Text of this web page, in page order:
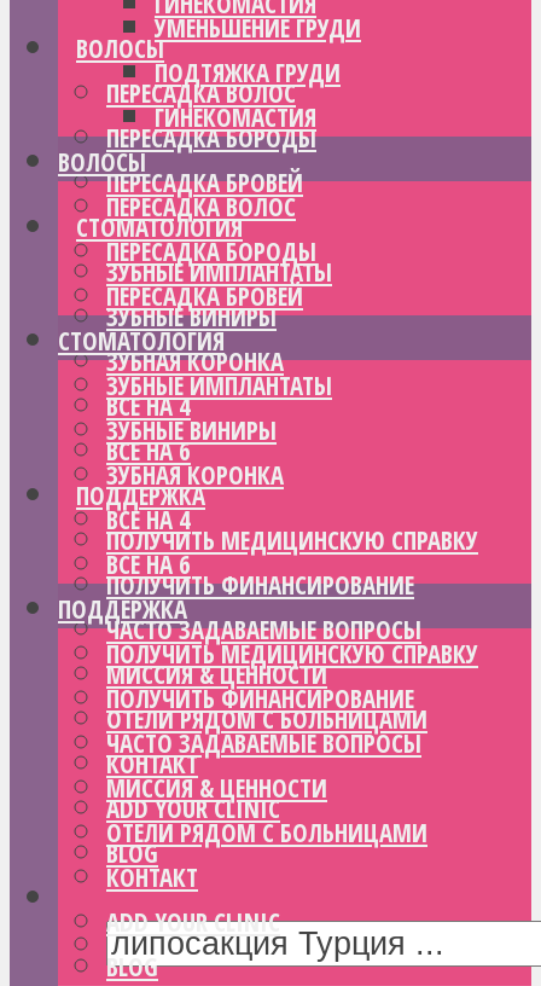
ВОЛОСЫ
ПЕРЕСАДКА ВОЛОС
ПЕРЕСАДКА БОРОДЫ
ПЕРЕСАДКА БРОВЕЙ
СТОМАТОЛОГИЯ
ЗУБНЫЕ ИМПЛАНТАТЫ
ЗУБНЫЕ ВИНИРЫ
ЗУБНАЯ КОРОНКА
ВСЕ НА 4
ВСЕ НА 6
ПОДДЕРЖКА
ПОЛУЧИТЬ МЕДИЦИНСКУЮ СПРАВКУ
ПОЛУЧИТЬ ФИНАНСИРОВАНИЕ
ЧАСТО ЗАДАВАЕМЫЕ ВОПРОСЫ
МИССИЯ & ЦЕННОСТИ
ОТЕЛИ РЯДОМ С БОЛЬНИЦАМИ
КОНТАКТ
ADD YOUR CLINIC
BLOG
УМЕНЬШЕНИЕ ГРУДИ
ПОДТЯЖКА ГРУДИ
ГИНЕКОМАСТИЯ
ВОЛОСЫ
ПЕРЕСАДКА ВОЛОС
ПЕРЕСАДКА БОРОДЫ
ПЕРЕСАДКА БРОВЕЙ
СТОМАТОЛОГИЯ
ЗУБНЫЕ ИМПЛАНТАТЫ
ЗУБНЫЕ ВИНИРЫ
ЗУБНАЯ КОРОНКА
ВСЕ НА 4
ВСЕ НА 6
ПОДДЕРЖКА
ПОЛУЧИТЬ МЕДИЦИНСКУЮ СПРАВКУ
ПОЛУЧИТЬ ФИНАНСИРОВАНИЕ
ЧАСТО ЗАДАВАЕМЫЕ ВОПРОСЫ
МИССИЯ & ЦЕННОСТИ
ОТЕЛИ РЯДОМ С БОЛЬНИЦАМИ
КОНТАКТ
ADD YOUR CLINIC
BLOG